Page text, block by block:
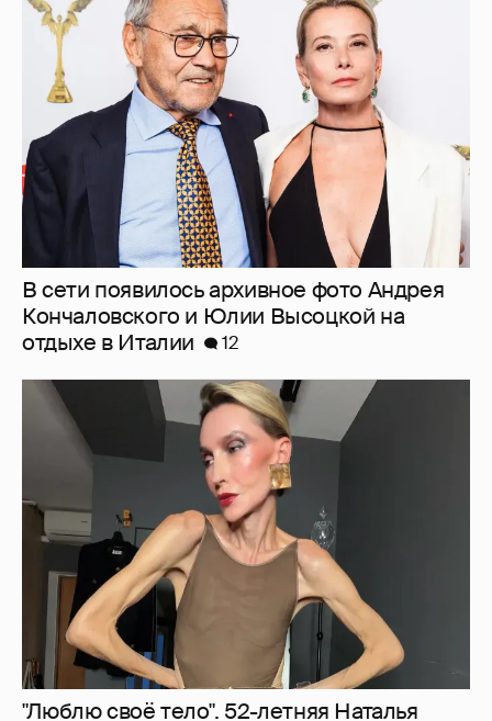
В сети появилось архивное фото Андрея
Кончаловского и Юлии Высоцкой на
отдыхе в Италии
12
"Люблю своё тело". 52-летняя Наталья
Максимова показала фигуру в "голых"